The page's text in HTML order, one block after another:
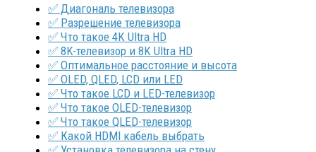
✅ Диагональ телевизора
✅ Разрешение телевизора
✅ Что такое 4K Ultra HD
✅ 8K-телевизор и 8K Ultra HD
✅ Оптимальное расстояние и высота
✅ OLED, QLED, LCD или LED
✅ Что такое LCD и LED-телевизор
✅ Что такое OLED-телевизор
✅ Что такое QLED-телевизор
✅ Какой HDMI кабель выбрать